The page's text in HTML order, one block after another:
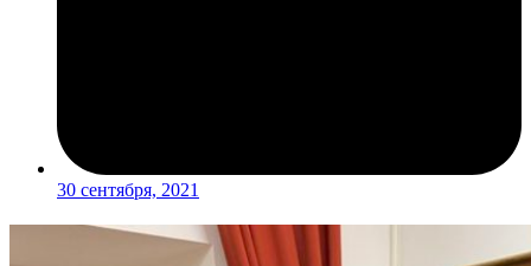
30 сентября, 2021